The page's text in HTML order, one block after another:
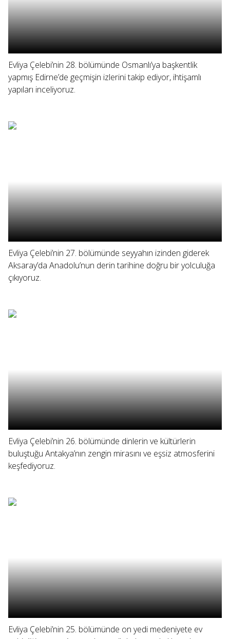
Evliya Çelebi’nin 28. bölümünde Osmanlı’ya başkentlik
yapmış Edirne’de geçmişin izlerini takip ediyor, ihtişamlı
yapıları inceliyoruz.
Evliya Çelebi’nin 27. bölümünde seyyahın izinden giderek
Aksaray’da Anadolu’nun derin tarihine doğru bir yolculuğa
çıkıyoruz.
Evliya Çelebi’nin 26. bölümünde dinlerin ve kültürlerin
buluştuğu Antakya’nın zengin mirasını ve eşsiz atmosferini
keşfediyoruz.
Evliya Çelebi’nin 25. bölümünde on yedi medeniyete ev